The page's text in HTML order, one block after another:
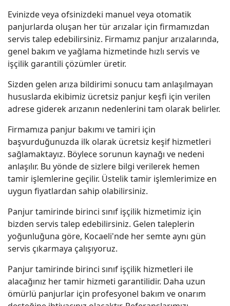
Evinizde veya ofsinizdeki manuel veya otomatik
panjurlarda oluşan her tür arızalar için firmamızdan
servis talep edebilirsiniz. Firmamız panjur arızalarında,
genel bakım ve yağlama hizmetinde hızlı servis ve
işçilik garantili çözümler üretir.
Sizden gelen arıza bildirimi sonucu tam anlaşılmayan
hususlarda ekibimiz ücretsiz panjur keşfi için verilen
adrese giderek arızanın nedenlerini tam olarak belirler.
Firmamıza panjur bakımı ve tamiri için
başvurduğunuzda ilk olarak ücretsiz keşif hizmetleri
sağlamaktayız. Böylece sorunun kaynağı ve nedeni
anlaşılır. Bu yönde de sizlere bilgi verilerek hemen
tamir işlemlerine geçilir. Üstelik tamir işlemlerimize en
uygun fiyatlardan sahip olabilirsiniz.
Panjur tamirinde birinci sınıf işçilik hizmetimiz için
bizden servis talep edebilirsiniz. Gelen taleplerin
yoğunluğuna göre, Kocaeli'nde her semte aynı gün
servis çıkarmaya çalışıyoruz.
Panjur tamirinde birinci sınıf işçilik hizmetleri ile
alacağınız her tamir hizmeti garantilidir. Daha uzun
ömürlü panjurlar için profesyonel bakım ve onarım